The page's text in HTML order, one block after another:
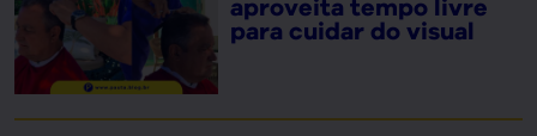
aproveita tempo livre
para cuidar do visual